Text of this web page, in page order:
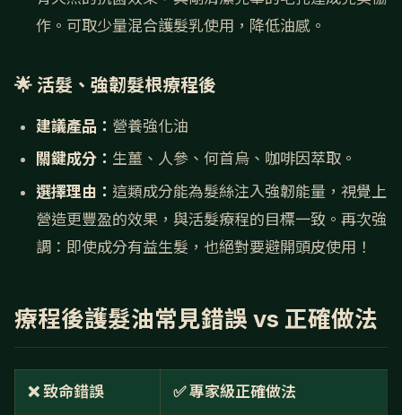
作。可取少量混合護髮乳使用，降低油感。
🌟 活髮、強韌髮根療程後
建議產品： 營養強化油
關鍵成分： 生薑、人參、何首烏、咖啡因萃取。
選擇理由： 這類成分能為髮絲注入強韌能量，視覺上
營造更豐盈的效果，與活髮療程的目標一致。再次強
調：即使成分有益生髮，也絕對要避開頭皮使用！
療程後護髮油常見錯誤 vs 正確做法
❌ 致命錯誤 ✅ 專家級正確做法